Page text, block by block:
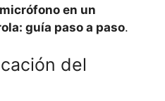
en un
guía paso a paso.
del